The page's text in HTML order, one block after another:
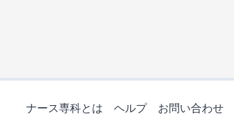
ナース専科とは ヘルプ お問い合わせ